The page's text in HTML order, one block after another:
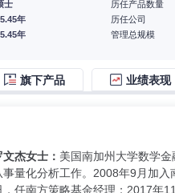
士
年
年
历任产品数量
历任公司
管理总规模
旗下产品 业绩表现
文杰女士： 美国南加州大学数学
事量化分析工作。2008年9月加
，任南方策略基金经理；2017年